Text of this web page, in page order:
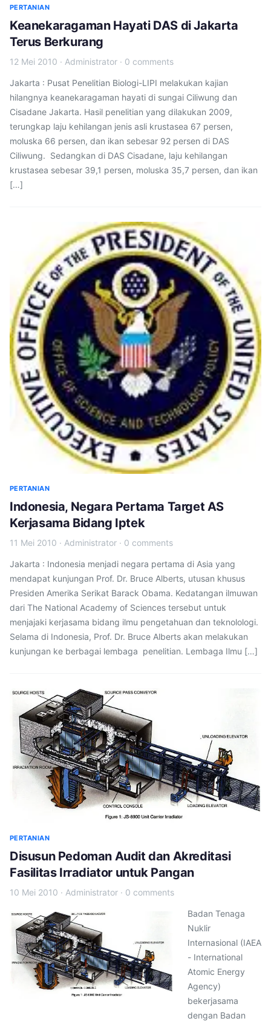
PERTANIAN
Keanekaragaman Hayati DAS di Jakarta
Terus Berkurang
12 Mei 2010 · Administrator · 0 comments
Jakarta : Pusat Penelitian Biologi-LIPI melakukan kajian
hilangnya keanekaragaman hayati di sungai Ciliwung dan
Cisadane Jakarta. Hasil penelitian yang dilakukan 2009,
terungkap laju kehilangan jenis asli krustasea 67 persen,
moluska 66 persen, dan ikan sebesar 92 persen di DAS
Ciliwung. Sedangkan di DAS Cisadane, laju kehilangan
krustasea sebesar 39,1 persen, moluska 35,7 persen, dan ikan
[…]
PERTANIAN
Indonesia, Negara Pertama Target AS
Kerjasama Bidang Iptek
11 Mei 2010 · Administrator · 0 comments
Jakarta : Indonesia menjadi negara pertama di Asia yang
mendapat kunjungan Prof. Dr. Bruce Alberts, utusan khusus
Presiden Amerika Serikat Barack Obama. Kedatangan ilmuwan
dari The National Academy of Sciences tersebut untuk
menjajaki kerjasama bidang ilmu pengetahuan dan teknolologi.
Selama di Indonesia, Prof. Dr. Bruce Alberts akan melakukan
kunjungan ke berbagai lembaga penelitian. Lembaga Ilmu […]
PERTANIAN
Disusun Pedoman Audit dan Akreditasi
Fasilitas Irradiator untuk Pangan
10 Mei 2010 · Administrator · 0 comments
Badan Tenaga
Nuklir
Internasional (IAEA
- International
Atomic Energy
Agency)
bekerjasama
dengan Badan